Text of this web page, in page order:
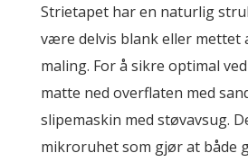
Strietapet har en naturlig
være delvis blank eller mettet
maling. For å sikre optimal
matte ned overflaten med
slipemaskin med støvavsug.
mikroruhet som gjør at både